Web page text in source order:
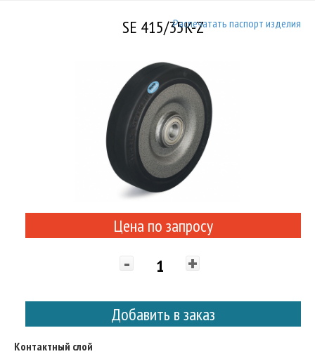
SE 415/35K-ZРаспечатать паспорт изделия
Цена по запросу
- +
Добавить в заказ
Контактный слой